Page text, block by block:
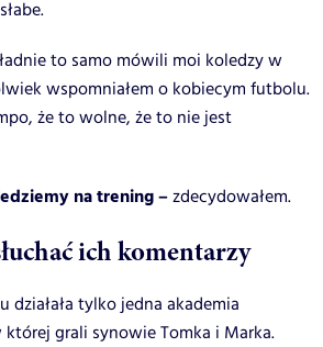
to samo mówili moi koledzy w
wspomniałem o kobiecym futbolu.
że to wolne, że to nie jest
na trening –zdecydowałem.
ich komentarzy
działała tylko jedna akademia
której grali synowie Tomka i Marka.